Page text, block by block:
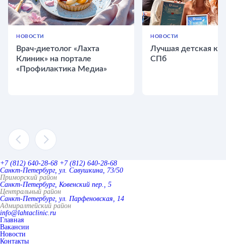
НОВОСТИ
Врач-диетолог «Лахта
Клиник» на портале
«Профилактика Медиа»
НОВОСТИ
Лучшая детская
СПб
+7 (812) 640-28-68 +7 (812) 640-28-68
Санкт-Петербург, ул. Савушкина, 73/50
Приморский район
Санкт-Петербург, Ковенский пер., 5
Центральный район
Санкт-Петербург, ул. Парфеновская, 14
Адмиралтейский район
info@lahtaclinic.ru
Главная
Вакансии
Новости
Контакты